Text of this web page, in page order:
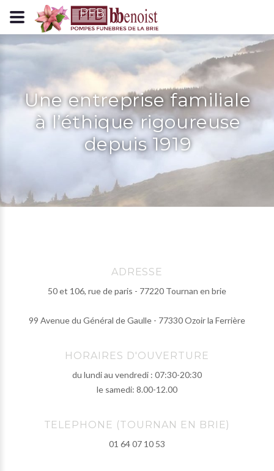
Panneau de gestion des cookies
Une entreprise familiale
à l’éthique rigoureuse
depuis 1919
ADRESSE
50 et 106, rue de paris - 77220 Tournan en brie
99 Avenue du Général de Gaulle - 77330 Ozoir la Ferrière
HORAIRES D'OUVERTURE
du lundi au vendredi : 07:30-20:30
le samedi: 8.00-12.00
TELEPHONE (TOURNAN EN BRIE)
01 64 07 10 53